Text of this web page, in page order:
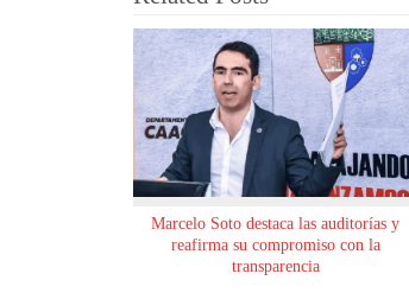
Marcelo Soto destaca las auditorías y
reafirma su compromiso con la
transparencia